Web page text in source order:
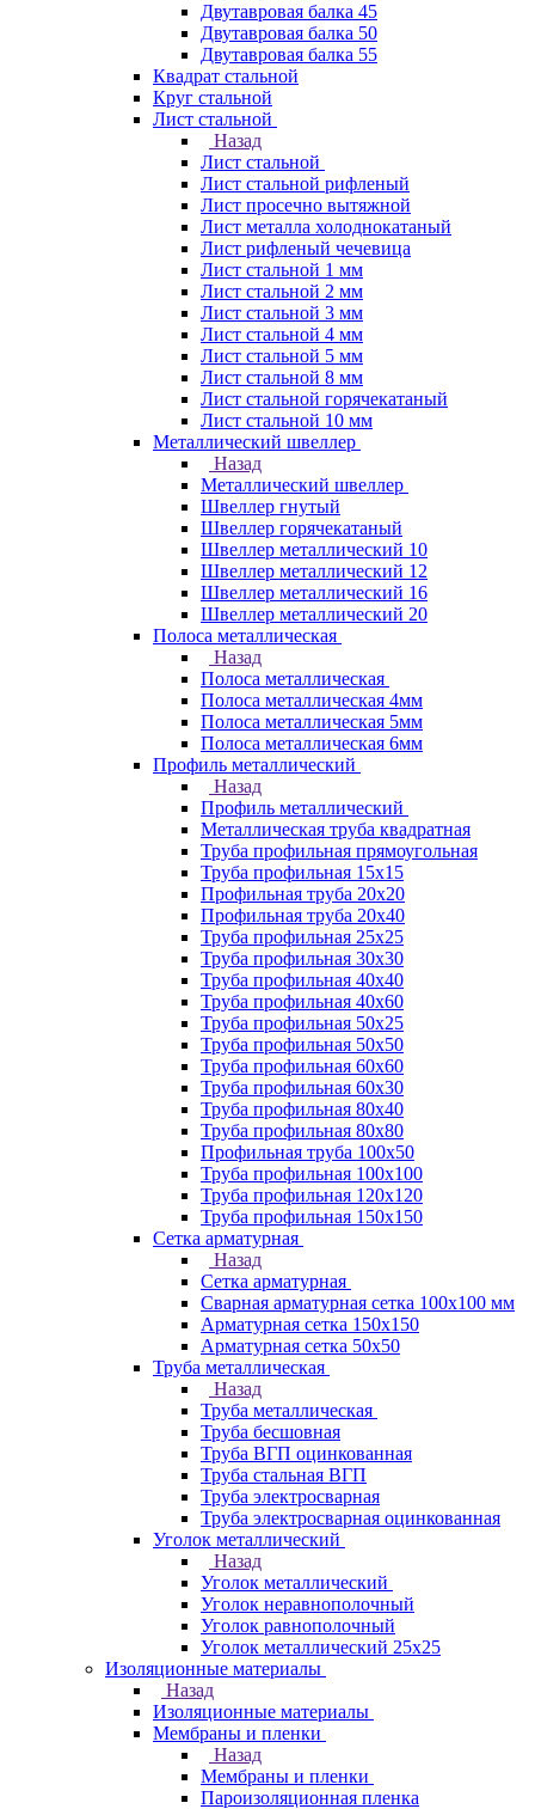
Двутавровая балка 45
Двутавровая балка 50
Двутавровая балка 55
Квадрат стальной
Круг стальной
Лист стальной
Назад
Лист стальной
Лист стальной рифленый
Лист просечно вытяжной
Лист металла холоднокатаный
Лист рифленый чечевица
Лист стальной 1 мм
Лист стальной 2 мм
Лист стальной 3 мм
Лист стальной 4 мм
Лист стальной 5 мм
Лист стальной 8 мм
Лист стальной горячекатаный
Лист стальной 10 мм
Металлический швеллер
Назад
Металлический швеллер
Швеллер гнутый
Швеллер горячекатаный
Швеллер металлический 10
Швеллер металлический 12
Швеллер металлический 16
Швеллер металлический 20
Полоса металлическая
Назад
Полоса металлическая
Полоса металлическая 4мм
Полоса металлическая 5мм
Полоса металлическая 6мм
Профиль металлический
Назад
Профиль металлический
Металлическая труба квадратная
Труба профильная прямоугольная
Труба профильная 15х15
Профильная труба 20х20
Профильная труба 20х40
Труба профильная 25х25
Труба профильная 30x30
Труба профильная 40х40
Труба профильная 40х60
Труба профильная 50х25
Труба профильная 50х50
Труба профильная 60x60
Труба профильная 60х30
Труба профильная 80х40
Труба профильная 80х80
Профильная труба 100х50
Труба профильная 100х100
Труба профильная 120х120
Труба профильная 150х150
Сетка арматурная
Назад
Сетка арматурная
Сварная арматурная сетка 100х100 мм
Арматурная сетка 150х150
Арматурная сетка 50х50
Труба металлическая
Назад
Труба металлическая
Труба бесшовная
Труба ВГП оцинкованная
Труба стальная ВГП
Труба электросварная
Труба электросварная оцинкованная
Уголок металлический
Назад
Уголок металлический
Уголок неравнополочный
Уголок равнополочный
Уголок металлический 25х25
Изоляционные материалы
Назад
Изоляционные материалы
Мембраны и пленки
Назад
Мембраны и пленки
Пароизоляционная пленка